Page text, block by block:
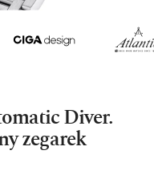
Diver.
zegarek